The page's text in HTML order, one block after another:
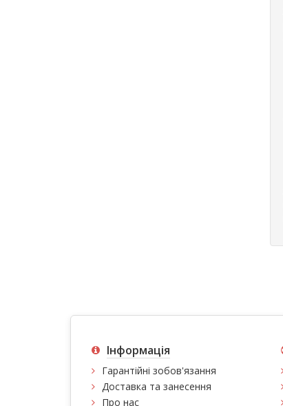
Інформація
Гарантійні зобов'язання
Доставка та занесення
Про нас